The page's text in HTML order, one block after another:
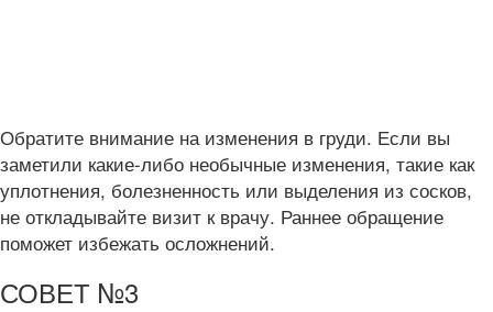
Обратите внимание на изменения в груди. Если вы
заметили какие-либо необычные изменения, такие как
уплотнения, болезненность или выделения из сосков,
не откладывайте визит к врачу. Раннее обращение
поможет избежать осложнений.
СОВЕТ №3